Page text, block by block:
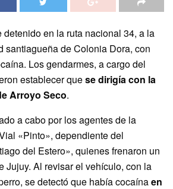
detenido en la ruta nacional 34, a la
santiagueña de Colonia Dora, con
Los gendarmes, a cargo del
establecer quese dirigía con la
Arroyo Seco.
a cabo por los agentes de la
«Pinto», dependiente del
del Estero», quienes frenaron un
Jujuy. Al revisar el vehículo, con la
se detectó que había cocaínaen